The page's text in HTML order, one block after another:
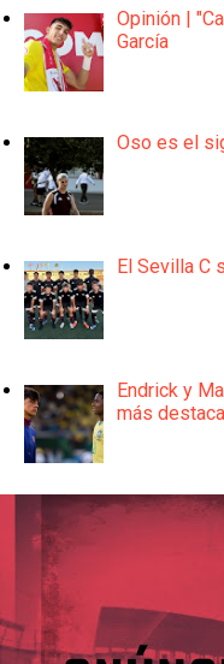
Opinión |
García
Oso es el
El Sevilla C
Endrick y
más